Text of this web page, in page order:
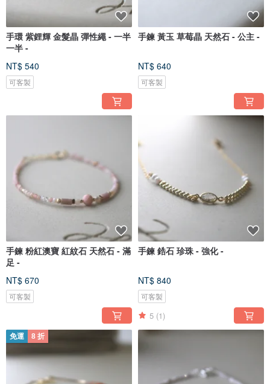
手環 紫鋰輝 金髮晶 彈性繩 - 一半
一半 -
NT$ 540
可客製
手鍊 黃玉 草莓晶 天然石 - 公主 -
NT$ 640
可客製
手鍊 粉紅澳寶 紅紋石 天然石 - 滿
足 -
NT$ 670
可客製
手鍊 鋯石 珍珠 - 強化 -
NT$ 840
可客製
5 (1)
免運 8 折